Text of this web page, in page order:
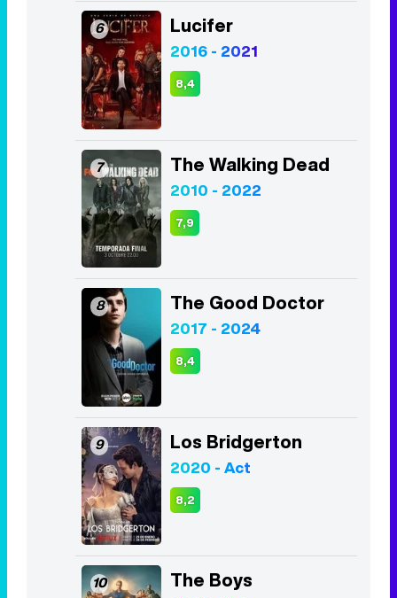
6 Lucifer
2016 - 2021
8,4
7 The Walking Dead
2010 - 2022
7,9
8 The Good Doctor
2017 - 2024
8,4
9 Los Bridgerton
2020 - Act
8,2
10 The Boys